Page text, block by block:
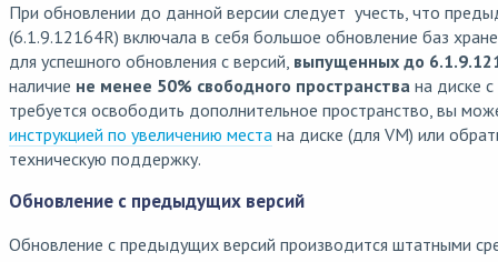
При обновлении до данной версии следует учесть, что
(6.1.9.12164R) включала в себя большое обновление баз
для успешного обновления с версий, выпущенных до
наличие не менее 50% свободного пространства на диске
требуется освободить дополнительное пространство, вы
инструкцией по увеличению места на диске (для VM) или
техническую поддержку.
Обновление с предыдущих версий
Обновление с предыдущих версий производится штатными